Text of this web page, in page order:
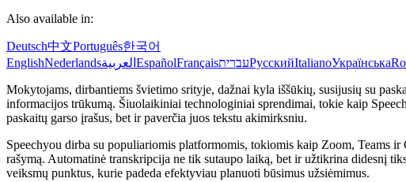
Also available in:
Deutsch中文Português한국어
EnglishNederlandsالعربية EspañolFrançaisעבריתРусскийItalianoУкраїнська
Mokytojams, dirbantiems švietimo srityje, dažnai kyla iššūkių, susijusių su
informacijos trūkumą. Šiuolaikiniai technologiniai sprendimai, tokie kaip
paskaitų garso įrašus, bet ir paverčia juos tekstu akimirksniu.
Speechyou dirba su populiariomis platformomis, tokiomis kaip Zoom, Teams
rašymą. Automatinė transkripcija ne tik sutaupo laiką, bet ir užtikrina didesnį
veiksmų punktus, kurie padeda efektyviau planuoti būsimus užsiėmimus.